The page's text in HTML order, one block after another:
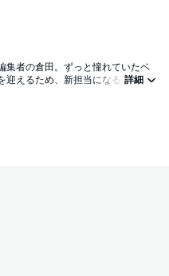
集者の倉田。ずっと憧れていたベ
迎えるため、新担当になるべくパ
詳細